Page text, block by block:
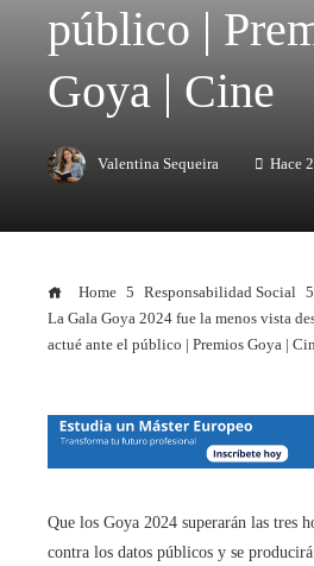
público |
Goya | Cine
Valentina Sequeira Hace
Home
Responsabilidad Social
La Gala Goya 2024 fue la menos vista
actué ante el público | Premios Goya |
Que los Goya 2024 superarán las tres
contra los datos públicos y se